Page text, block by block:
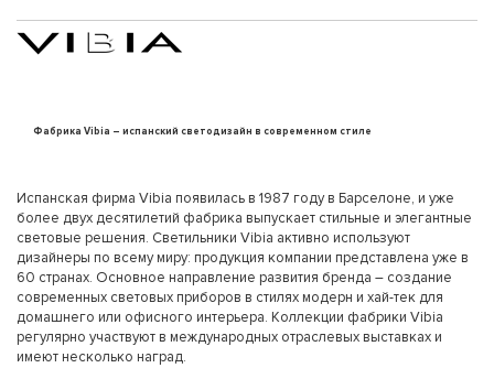
Фабрика Vibia – испанский светодизайн в современном стиле
Испанская фирма Vibia появилась в 1987 году в Барселоне, и уже
более двух десятилетий фабрика выпускает стильные и элегантные
световые решения. Светильники Vibia активно используют
дизайнеры по всему миру: продукция компании представлена уже в
60 странах. Основное направление развития бренда – создание
современных световых приборов в стилях модерн и хай-тек для
домашнего или офисного интерьера. Коллекции фабрики Vibia
регулярно участвуют в международных отраслевых выставках и
имеют несколько наград.